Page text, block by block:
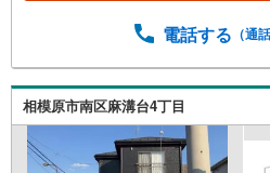
す。■その他、各種ご相談
TOWNSからお客様へ経験
客様に合った物件をご紹介
件も併せてご紹介可能です
い♪駐車場もございますの
す！
電話する （通
相模原市南区麻溝台4丁目